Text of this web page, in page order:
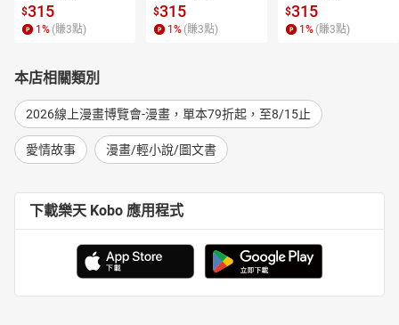
$315
1 % (賺3點)
$315
1 % (賺3點)
$315
1 % (賺3點)
本店相關類別
2026線上漫畫博覽會-漫畫，單本79折起，至8/15止
愛情故事 漫畫/輕小說/圖文書
下載樂天 Kobo 應用程式